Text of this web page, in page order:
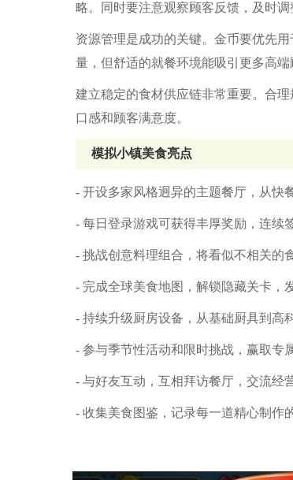
略。同时要注意观察顾客反馈，及时调
资源管理是成功的关键。金币要优先
量，但舒适的就餐环境能吸引更多高端
建立稳定的食材供应链非常重要。合
口感和顾客满意度。
模拟小镇美食亮点
- 开设多家风格迥异的主题餐厅，从快
- 每日登录游戏可获得丰厚奖励，连续
- 挑战创意料理组合，将看似不相关的
- 完成全球美食地图，解锁隐藏关卡，
- 持续升级厨房设备，从基础厨具到高
- 参与季节性活动和限时挑战，赢取专
- 与好友互动，互相拜访餐厅，交流经
- 收集美食图鉴，记录每一道精心制作